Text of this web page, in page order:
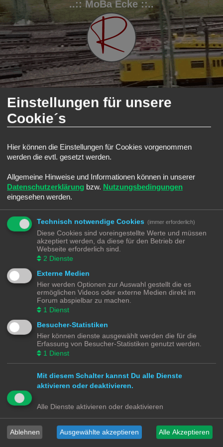
..:: MoBa Ecke ::..
FAQ Registrieren
Modellbahnforum
Neues Thema SucheErweiterte Suche
1 Thema • Seite
Themen
Sonstiges Redutex 3D Folie
Letzter Beitrag von
Neues Thema
1 Thema • Seite1von1
Gehe zu
BERECHTIGUNGEN IN DIESEM FORUM
Du darfstkeine
Du darfst
keineAntworten zu Themen in diesem Forum erstellen.
Du darfst deine Beiträge in diesem Forum
ändern.
Du darfst deine Beiträge in diesem Forumnicht löschen.
keineDateianhänge in diesem Forum erstellen.
Modellbahnforum Forum
Datenschutz|Nutzungsbedingungen
Webseiten
Olli's Modellbahn Seite
Von Klockenstedt über Bürenwerder nach Klingsiel
Social Media
Einstellungen für unsere
Cookie´s
Hier können die Einstellungen für Cookies vorgenommen
werden die evtl. gesetzt werden.
Allgemeine Hinweise und Informationen können in unserer
Datenschutzerklärung bzw. Nutzungsbedingungen
eingesehen werden.
Technisch notwendige Cookies (immer erforderlich)
Diese Cookies sind voreingestellte Werte und müssen
akzeptiert werden, da diese für den Betrieb der
Webseite erforderlich sind.
2 Dienste
Externe Medien
Hier werden Optionen zur Auswahl gestellt die es
ermöglichen Videos oder externe Medien direkt im
Forum abspielbar zu machen.
1 Dienst
Besucher-Statistiken
Hier können dienste ausgewählt werden die für die
Erfassung von Besucher-Statistiken genutzt werden.
1 Dienst
Mit diesem Schalter kannst Du alle Dienste
aktivieren oder deaktivieren.
Alle Dienste aktivieren oder deaktivieren
Ablehnen Ausgewählte akzeptieren Alle Akzeptieren